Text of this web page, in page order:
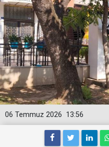
13:56
06 Temmuz 2026